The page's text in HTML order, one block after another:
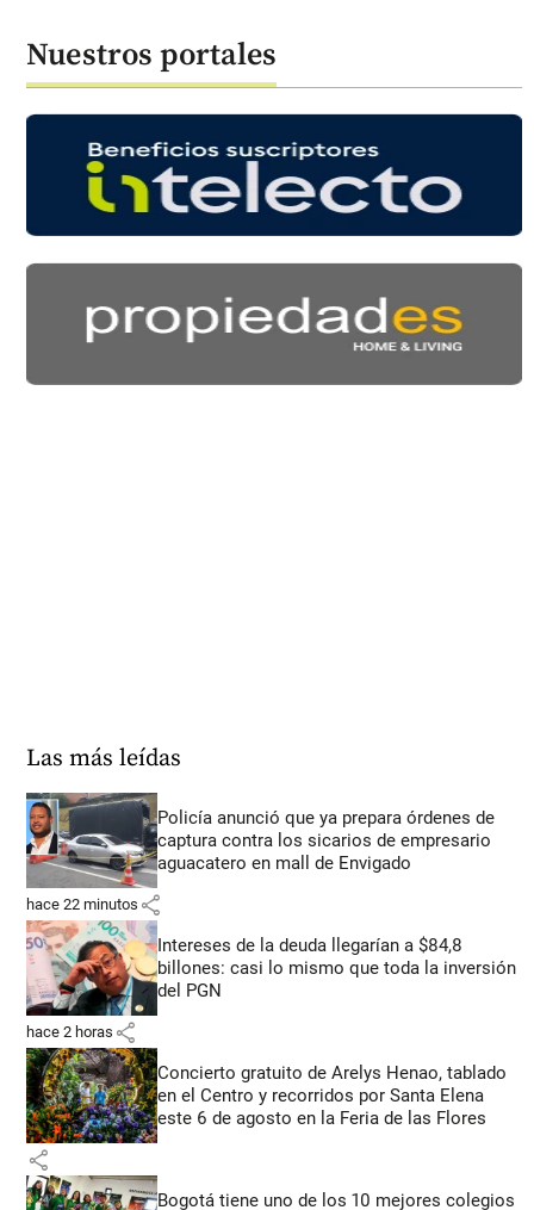
Nuestros portales
Las más leídas
Policía anunció que ya prepara órdenes de
captura contra los sicarios de empresario
aguacatero en mall de Envigado
hace 22 minutos share
Intereses de la deuda llegarían a $84,8
billones: casi lo mismo que toda la inversión
del PGN
hace 2 horas share
Concierto gratuito de Arelys Henao, tablado
en el Centro y recorridos por Santa Elena
este 6 de agosto en la Feria de las Flores
share
Bogotá tiene uno de los 10 mejores colegios